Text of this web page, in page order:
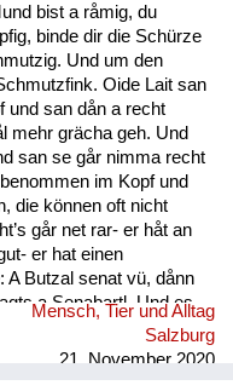
bist a råmig, du
binde dir die Schürze
Und um den
Oide Lait san
und san dån a recht
mehr grächa geh. Und
san se går nimma recht
im Kopf und
die können oft nicht
går net rar- er håt an
er hat einen
A Butzal senat vü, dånn
a Senabartl. Und es
viel, dann rinnt
Mensch, Tier und Alltag
Salzburg
21. November 2020